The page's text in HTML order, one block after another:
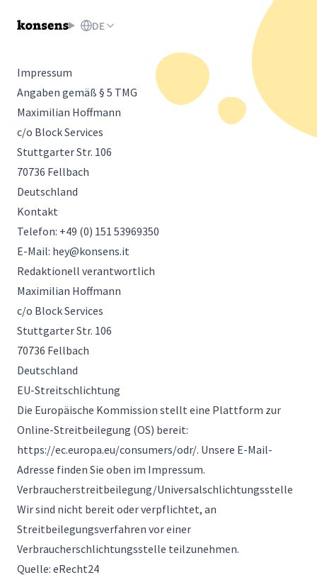
DE
Impressum
Angaben gemäß § 5 TMG
Maximilian Hoffmann
c/o Block Services
Stuttgarter Str. 106
70736 Fellbach
Deutschland
Kontakt
Telefon: +49 (0) 151 53969350
E-Mail: hey@konsens.it
Redaktionell verantwortlich
Maximilian Hoffmann
c/o Block Services
Stuttgarter Str. 106
70736 Fellbach
Deutschland
EU-Streitschlichtung
Die Europäische Kommission stellt eine Plattform zur
Online-Streitbeilegung (OS) bereit:
https://ec.europa.eu/consumers/odr/. Unsere E-Mail-
Adresse finden Sie oben im Impressum.
Verbraucherstreitbeilegung/Universalschlichtungsstelle
Wir sind nicht bereit oder verpflichtet, an
Streitbeilegungsverfahren vor einer
Verbraucherschlichtungsstelle teilzunehmen.
Quelle: eRecht24